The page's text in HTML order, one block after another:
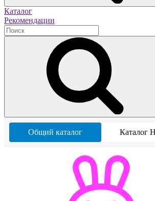
Каталог
Рекомендации
Общий каталог Каталог